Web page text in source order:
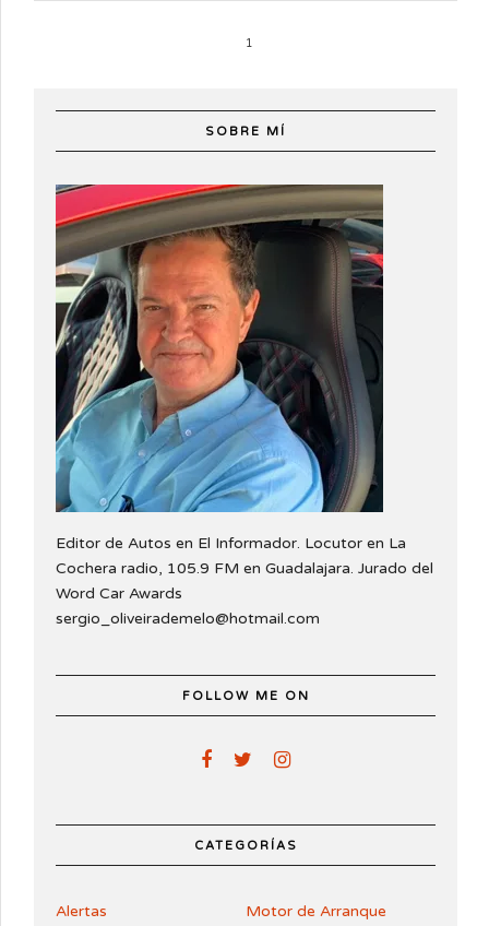
1
SOBRE MÍ
Editor de Autos en El Informador. Locutor en La
Cochera radio, 105.9 FM en Guadalajara. Jurado del
Word Car Awards
sergio_oliveirademelo@hotmail.com
FOLLOW ME ON
CATEGORÍAS
Alertas Motor de Arranque